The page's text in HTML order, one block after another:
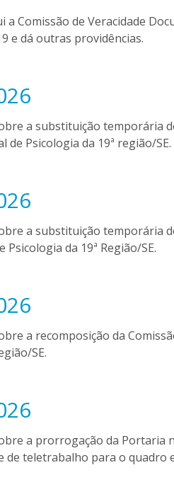
a Comissão de Veracidade
e dá outras providências.
a substituição temporária
Psicologia da 19ª região/SE.
a substituição temporária
da 19ª Região/SE.
a recomposição da
SE.
a prorrogação da Portaria
teletrabalho para o quadro